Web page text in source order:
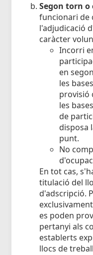
Segon torn
funcionari de
l'adjudicació
caràcter
Incorri
en
les
provisió
les
de
disposa
punt.
No
En tot cas,
titulació del
d'adscripció.
es poden
pertanyi als
establerts
llocs de